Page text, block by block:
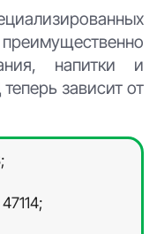
напитки и
зависит от